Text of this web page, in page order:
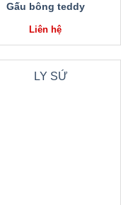
Gấu bông teddy
Liên hệ